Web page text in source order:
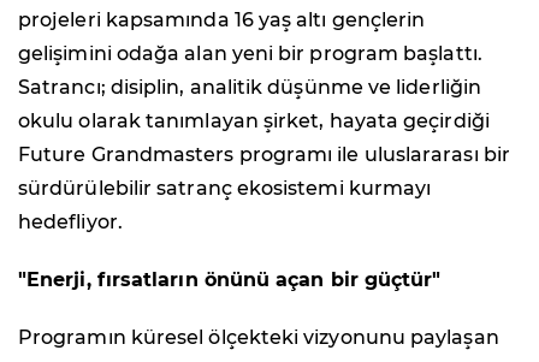
projeleri kapsamında 16 yaş altı gençlerin
gelişimini odağa alan yeni bir program başlattı.
Satrancı; disiplin, analitik düşünme ve liderliğin
okulu olarak tanımlayan şirket, hayata geçirdiği
Future Grandmasters programı ile uluslararası bir
sürdürülebilir satranç ekosistemi kurmayı
hedefliyor.
"Enerji, fırsatların önünü açan bir güçtür"
Programın küresel ölçekteki vizyonunu paylaşan